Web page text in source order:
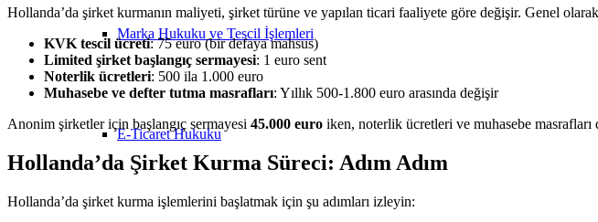
Marka Hukuku ve Tescil İşlemleri
E-Ticaret Hukuku
Hollanda’da şirket kurmanın maliyeti, şirket türüne ve yapılan ticari faaliyete göre değişir. Genel
KVK tescil ücreti: 75 euro (bir defaya mahsus)
Limited şirket başlangıç sermayesi: 1 euro sent
Noterlik ücretleri: 500 ila 1.000 euro
Muhasebe ve defter tutma masrafları: Yıllık 500-1.800 euro arasında değişir
Anonim şirketler için başlangıç sermayesi 45.000 euro iken, noterlik ücretleri ve muhasebe
Hollanda’da Şirket Kurma Süreci: Adım Adım
Hollanda’da şirket kurma işlemlerini başlatmak için şu adımları izleyin: